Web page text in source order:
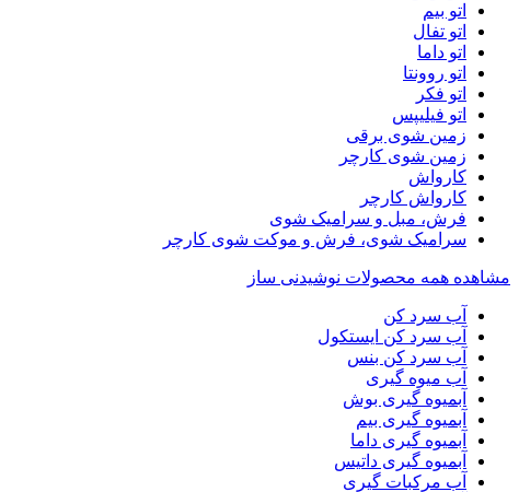
اتو بیم
اتو تفال
اتو داما
اتو روونتا
اتو فکر
اتو فیلیپس
زمین شوی برقی
زمین شوی کارچر
کارواش
کارواش کارچر
فرش، مبل و سرامیک شوی
سرامیک شوی، فرش و موکت شوی کارچر
مشاهده همه محصولات نوشیدنی ساز
آب سرد کن
آب سرد کن ایستکول
آب سرد کن بنس
آب میوه گیری
آبمیوه گیری بوش
آبمیوه گیری بیم
آبمیوه گیری داما
آبمیوه گیری داتیس
آب مرکبات گیری